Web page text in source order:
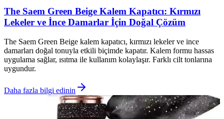
The Saem Green Beige Kalem Kapatıcı: Kırmızı
Lekeler ve İnce Damarlar İçin Doğal Çözüm
The Saem Green Beige kalem kapatıcı, kırmızı lekeler ve ince
damarları doğal tonuyla etkili biçimde kapatır. Kalem formu hassas
uygulama sağlar, ısıtma ile kullanım kolaylaşır. Farklı cilt tonlarına
uygundur.
Daha fazla bilgi edinin